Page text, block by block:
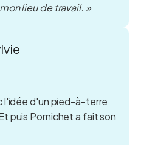
lieu de travail. »
l'idée d'un pied-à-terre
puis Pornichet a fait son